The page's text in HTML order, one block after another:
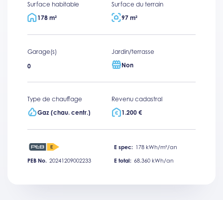
Surface habitable
178 m²
Surface du terrain
97 m²
Garage(s)
0
Jardin/terrasse
Non
Type de chauffage
Gaz (chau. centr.)
Revenu cadastral
1.200 €
E spec: 178 kWh/m²/an
PEB No. 20241209002233 E total: 68.360 kWh/an